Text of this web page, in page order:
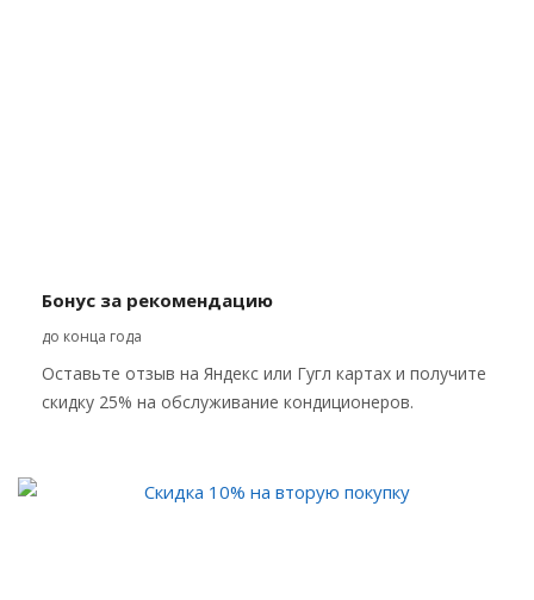
Бонус за рекомендацию
до конца года
Оставьте отзыв на Яндекс или Гугл картах и получите
скидку 25% на обслуживание кондиционеров.